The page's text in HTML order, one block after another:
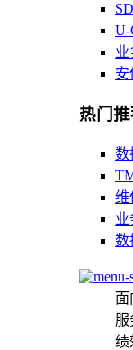
U-
业
安
热门
数
维
业
数
面
服
绩